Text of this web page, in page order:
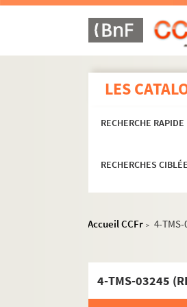
LES
RECHERCHE RAPIDE
RECHERCHES
Accueil CCFr > 4-
4-TMS-03245
Emile de Najac,
René Catroux.
Léopold
Henri
Sacha Guitry.
Robert de
Ch. A. Abadie,
François de
Emile Bergerat.
Alfred de